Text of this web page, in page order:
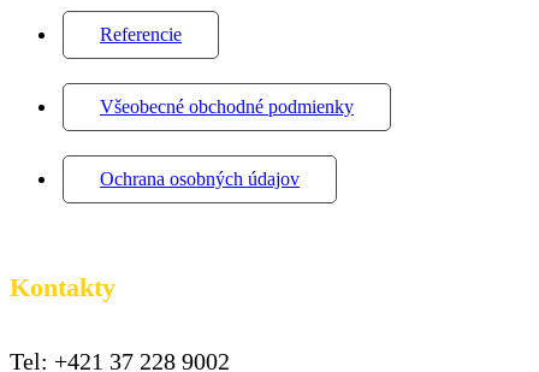
Referencie
Všeobecné obchodné podmienky
Ochrana osobných údajov
Kontakty
Tel: +421 37 228 9002